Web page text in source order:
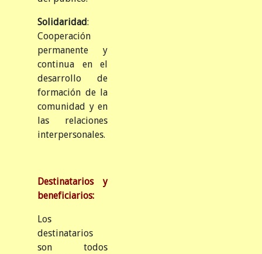
Solidaridad:
Cooperación
permanente y
continua en el
desarrollo de
formación de la
comunidad y en
las relaciones
interpersonales.
Destinatarios y
beneficiarios:
Los
destinatarios
son todos